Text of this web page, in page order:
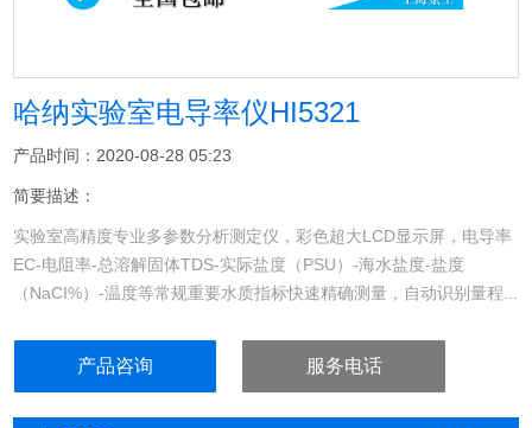
哈纳实验室电导率仪HI5321
产品时间：2020-08-28 05:23
简要描述：
实验室高精度专业多参数分析测定仪，彩色超大LCD显示屏，电导率
EC-电阻率-总溶解固体TDS-实际盐度（PSU）-海水盐度-盐度
（NaCI%）-温度等常规重要水质指标快速精确测量，自动识别量程...
产品咨询 服务电话